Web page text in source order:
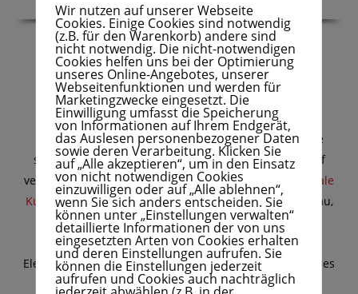
UNTERNEHMENSPROFIL
HISTORIE
FERTIGUNG
ZERTIFIZIERUNGEN
PRODUKTE
ENTWICKLUNG
WERKSTOFFE
KARRIERE
STELLENANGEBOTE
AUSBILDUNG
DOWNLOAD
LEISTUNGSSPEKTRUM
PERFLUORKATSCHUK
KONTAKT
ANFRAGE
WIR FREUEN UNS AUF IHRE
ANFRAGE
Dank einer hohen Fertigungstiefe können wir auf Ihre
spezifischen Anforderungen flexibel reagieren. Darauf
vertrauen bereitszahlreiche nationale und internationale
Kundenaus den Bereichen Anlagen- und Maschinenbau,
Haus- und Gebäudetechnik, Automobil- und
Elektrogeräteindustrie, Schiffbau, Medizin- und
Elektrotechnik. Wir erstellen Ihnen gerne ein individuelles
Angebot.
Wir nutzen auf unserer Webseite
Cookies. Einige Cookies sind notwendig
(z.B. für den Warenkorb) andere sind
nicht notwendig. Die nicht-notwendigen
Cookies helfen uns bei der Optimierung
unseres Online-Angebotes, unserer
Webseitenfunktionen und werden für
Marketingzwecke eingesetzt. Die
Einwilligung umfasst die Speicherung
von Informationen auf Ihrem Endgerät,
das Auslesen personenbezogener Daten
sowie deren Verarbeitung. Klicken Sie
auf „Alle akzeptieren“, um in den Einsatz
von nicht notwendigen Cookies
einzuwilligen oder auf „Alle ablehnen“,
wenn Sie sich anders entscheiden. Sie
können unter „Einstellungen verwalten“
detaillierte Informationen der von uns
eingesetzten Arten von Cookies erhalten
und deren Einstellungen aufrufen. Sie
können die Einstellungen jederzeit
aufrufen und Cookies auch nachträglich